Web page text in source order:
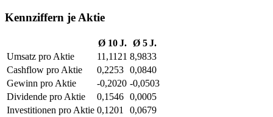
Kennziffern je Aktie
Ø 10 J.
Ø 5 J.
Umsatz pro Aktie
11,1121 8,9833
Cashflow pro Aktie
0,2253 0,0840
Gewinn pro Aktie
-0,2020 -0,0503
Dividende pro Aktie
0,1546 0,0005
Investitionen pro Aktie 0,1201
0,0679